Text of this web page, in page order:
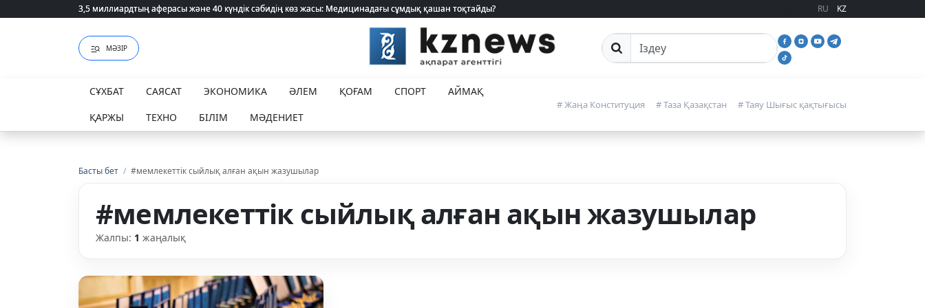
3,5 миллиардтың аферасы және 40 күндік сәбидің көз жасы: Медицинадағы сұмдық қашан тоқтайды?
3,5 миллиардтың аферасы және 40 күндік сәбидің көз жасы: Медицинадағы сұмдық қашан тоқтайды? RU KZ
МӘЗІР Сайттан іздеу
СҰХБАТ САЯСАТ ЭКОНОМИКА ӘЛЕМ ҚОҒАМ СПОРТ
АЙМАҚ
ҚАРЖЫ
ТЕХНО БІЛІМ МӘДЕНИЕТ
# Жаңа Конституция # Таза Қазақстан # Таяу Шығыс қақтығысы
Басты бет / #мемлекеттік сыйлық алған ақын жазушылар
#мемлекеттік сыйлық алған ақын жазушылар
Жалпы: 1 жаңалық